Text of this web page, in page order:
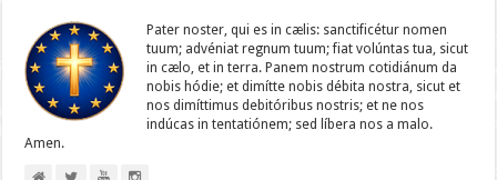
Pater noster, qui es in cælis: sanc­ti­ficétur nomen
tuum; advéniat regnum tuum; fiat volúntas tua, sicut
in cælo, et in terra. Panem nostrum cotidiánum da
nobis hódie; et dimítte nobis débita nostra, sicut et
nos dimíttimus debitóribus nostris; et ne nos
indúcas in ten­ta­tiónem; sed líbera nos a malo.
Amen.